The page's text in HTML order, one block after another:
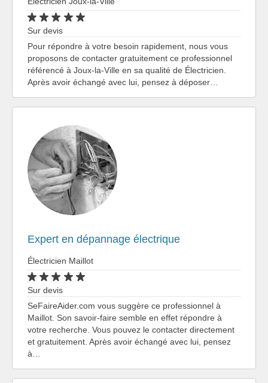
Sur devis
Pour répondre à votre besoin rapidement, nous vous
proposons de contacter gratuitement ce professionnel
référencé à Joux-la-Ville en sa qualité de Électricien.
Après avoir échangé avec lui, pensez à déposer…
Expert en dépannage électrique
Électricien Maillot
Sur devis
SeFaireAider.com vous suggère ce professionnel à
Maillot. Son savoir-faire semble en effet répondre à
votre recherche. Vous pouvez le contacter directement
et gratuitement. Après avoir échangé avec lui, pensez
à…